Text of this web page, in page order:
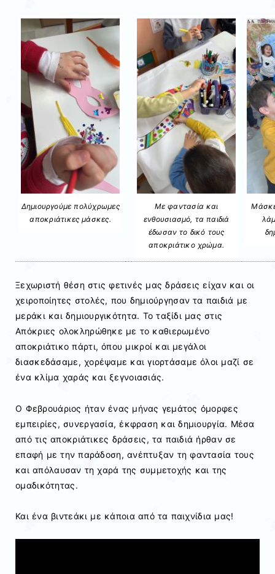
Δημιουργούμε πολύχρωμες
αποκριάτικες μάσκες.
Με φαντασία και
ενθουσιασμό, τα παιδιά
έδωσαν το δικό τους
αποκριάτικο χρώμα.
Ξεχωριστή θέση στις φετινές μας δράσεις είχαν και οι
χειροποίητες στολές, που δημιούργησαν τα παιδιά με
μεράκι και δημιουργικότητα. Το ταξίδι μας στις
Απόκριες ολοκληρώθηκε με το καθιερωμένο
αποκριάτικο πάρτι, όπου μικροί και μεγάλοι
διασκεδάσαμε, χορέψαμε και γιορτάσαμε όλοι μαζί σε
ένα κλίμα χαράς και ξεγνοιασιάς.
Ο Φεβρουάριος ήταν ένας μήνας γεμάτος όμορφες
εμπειρίες, συνεργασία, έκφραση και δημιουργία. Μέσα
από τις αποκριάτικες δράσεις, τα παιδιά ήρθαν σε
επαφή με την παράδοση, ανέπτυξαν τη φαντασία τους
και απόλαυσαν τη χαρά της συμμετοχής και της
ομαδικότητας.
Και ένα βιντεάκι με κάποια από τα παιχνίδια μας!